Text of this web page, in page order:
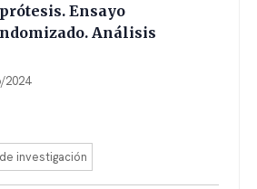
Ensayo
Análisis
2024
investigación